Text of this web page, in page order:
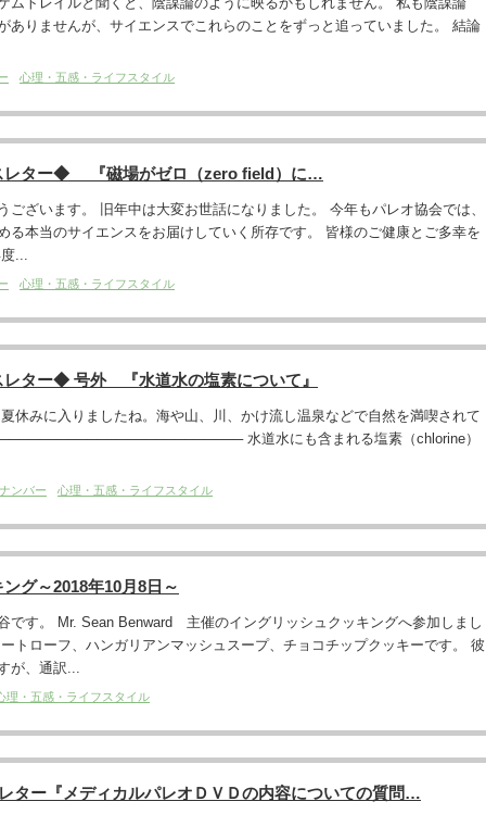
ありませんが、サイエンスでこれらのことをずっと追っていました。 結論
心理・五感・ライフスタイル
レター◆ 『磁場がゼロ（zero field）に…
ございます。 旧年中は大変お世話になりました。 今年もパレオ協会では、
る本当のサイエンスをお届けしていく所存です。 皆様のご健康とご多幸を
...
心理・五感・ライフスタイル
ター◆ 号外 『水道水の塩素について』
休みに入りましたね。海や山、川、かけ流し温泉などで自然を満喫されて
水道水にも含まれる塩素（chlorine）
ンバー 心理・五感・ライフスタイル
グ～2018年10月8日～
す。 Mr. Sean Benward 主催のイングリッシュクッキングへ参加しまし
トローフ、ハンガリアンマッシュスープ、チョコチップクッキーです。 彼
が、通訳...
理・五感・ライフスタイル
ター『メディカルパレオＤＶＤの内容についての質問…